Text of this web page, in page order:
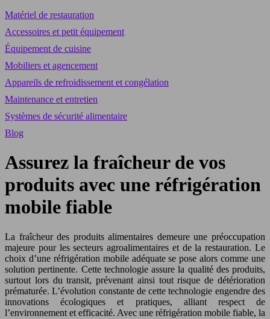
Matériel de restauration
Accessoires et petit équipement
Équipement de cuisine
Mobiliers et agencement
Appareils de refroidissement et congélation
Maintenance et entretien
Systèmes de sécurité alimentaire
Blog
Assurez la fraîcheur de vos
produits avec une réfrigération
mobile fiable
La fraîcheur des produits alimentaires demeure une préoccupation
majeure pour les secteurs agroalimentaires et de la restauration. Le
choix d’une réfrigération mobile adéquate se pose alors comme une
solution pertinente. Cette technologie assure la qualité des produits,
surtout lors du transit, prévenant ainsi tout risque de détérioration
prématurée. L’évolution constante de cette technologie engendre des
innovations écologiques et pratiques, alliant respect de
l’environnement et efficacité. Avec une réfrigération mobile fiable, la